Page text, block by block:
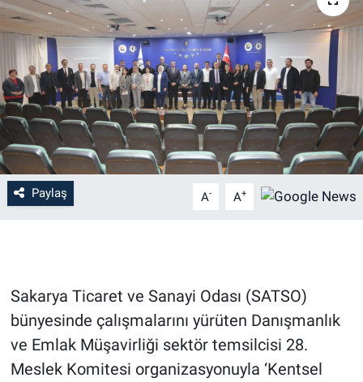
Paylaş A- A+
Sakarya Ticaret ve Sanayi Odası (SATSO)
bünyesinde çalışmalarını yürüten Danışmanlık
ve Emlak Müşavirliği sektör temsilcisi 28.
Meslek Komitesi organizasyonuyla ‘Kentsel